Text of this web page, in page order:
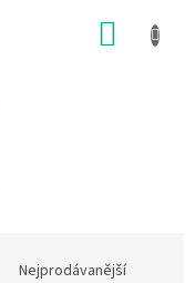
Nejprodávanější